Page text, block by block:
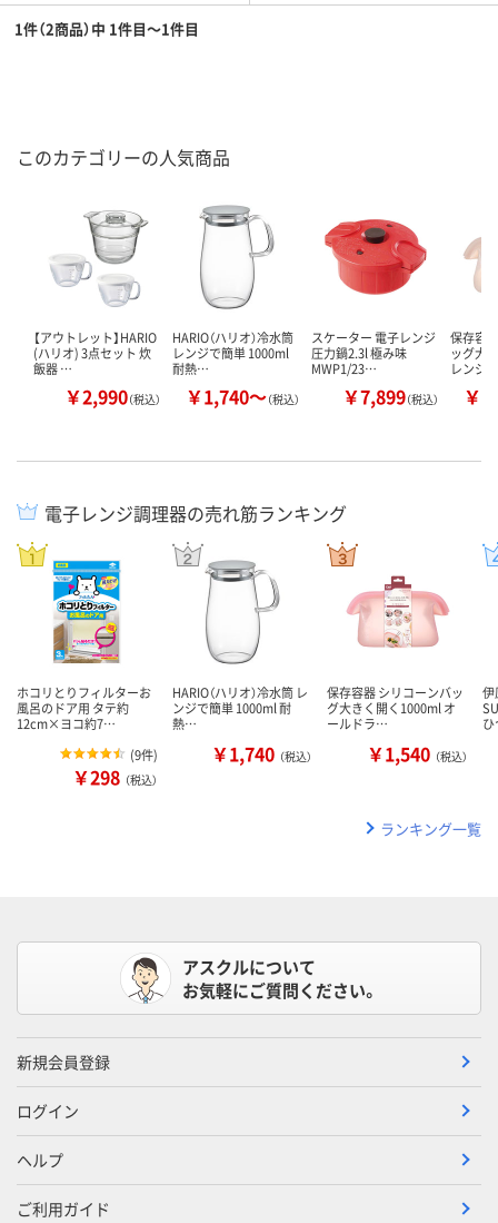
1件（2商品）中 1件目～1件目
このカテゴリーの人気商品
【アウトレット】HARIO
(ハリオ) 3点セット 炊
飯器 …
￥2,990（税込）
HARIO（ハリオ）冷水筒
レンジで簡単 1000ml
耐熱…
￥1,740～（税込）
スケーター 電子レンジ
圧力鍋2.3l 極み味
MWP1/23…
￥7,899（税込）
保存容
ッグ大
レンジ
￥
電子レンジ調理器の売れ筋ランキング
ホコリとりフィルターお
風呂のドア用 タテ約
12cm×ヨコ約7…
(9件)
￥298 （税込）
HARIO（ハリオ）冷水筒 レ
ンジで簡単 1000ml 耐
熱…
￥1,740 （税込）
保存容器 シリコーンバッ
グ大きく開く1000ml オ
ールドラ…
￥1,540 （税込）
伊
ランキング一覧
アスクルについて
お気軽にご質問ください。
新規会員登録
ログイン
ヘルプ
ご利用ガイド